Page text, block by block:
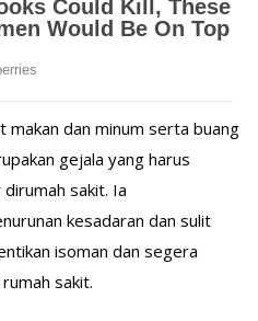
makan dan minum serta buang
gejala yang harus
sakit. Ia
kesadaran dan sulit
isoman dan segera
sakit.